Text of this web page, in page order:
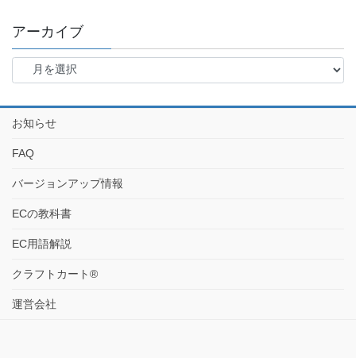
アーカイブ
お知らせ
FAQ
バージョンアップ情報
ECの教科書
EC用語解説
クラフトカート®
運営会社